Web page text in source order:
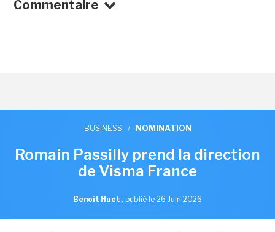
Commentaire
BUSINESS / NOMINATION
Romain Passilly prend la direction
de Visma France
Benoît Huet , publié le 26 Juin 2026